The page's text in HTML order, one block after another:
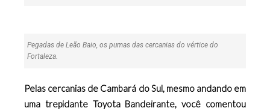
Pegadas de Leão Baio, os pumas das cercanias do vértice do
Fortaleza.
Pelas cercanias de Cambará do Sul, mesmo andando em
uma trepidante Toyota Bandeirante, você comentou